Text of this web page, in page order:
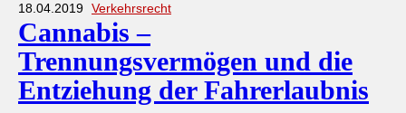
18.04.2019 Verkehrsrecht
Cannabis –
Trennungsvermögen und die
Entziehung der Fahrerlaubnis